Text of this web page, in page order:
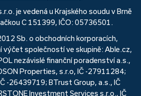
je vedená u Krajského soudu v Brně
C 151399, IČO: 05736501.
Sb. o obchodních korporacích,
výčet společností ve skupině: Able.cz,
nezávislé finanční poradenství a.s.,
Properties, s.r.o, IČ -27911284;
-26439719; BTrust Group, a.s., IČ
Investment Services s.r.o., IČ